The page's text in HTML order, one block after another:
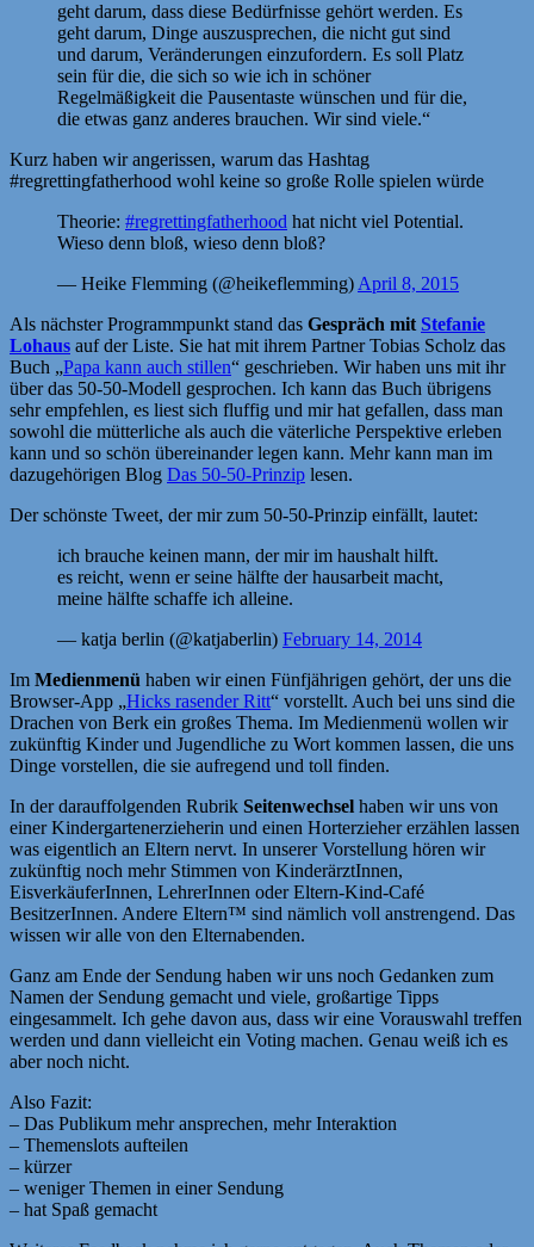
geht darum, dass diese Bedürfnisse gehört werden. Es
geht darum, Dinge auszusprechen, die nicht gut sind
und darum, Veränderungen einzufordern. Es soll Platz
sein für die, die sich so wie ich in schöner
Regelmäßigkeit die Pausentaste wünschen und für die,
die etwas ganz anderes brauchen. Wir sind viele.“
Kurz haben wir angerissen, warum das Hashtag
#regrettingfatherhood wohl keine so große Rolle spielen würde
Theorie: #regrettingfatherhood hat nicht viel Potential.
Wieso denn bloß, wieso denn bloß?
— Heike Flemming (@heikeflemming) April 8, 2015
Als nächster Programmpunkt stand das Gespräch mit Stefanie
Lohaus auf der Liste. Sie hat mit ihrem Partner Tobias Scholz das
Buch „Papa kann auch stillen“ geschrieben. Wir haben uns mit ihr
über das 50-50-Modell gesprochen. Ich kann das Buch übrigens
sehr empfehlen, es liest sich fluffig und mir hat gefallen, dass man
sowohl die mütterliche als auch die väterliche Perspektive erleben
kann und so schön übereinander legen kann. Mehr kann man im
dazugehörigen Blog Das 50-50-Prinzip lesen.
Der schönste Tweet, der mir zum 50-50-Prinzip einfällt, lautet:
ich brauche keinen mann, der mir im haushalt hilft.
es reicht, wenn er seine hälfte der hausarbeit macht,
meine hälfte schaffe ich alleine.
— katja berlin (@katjaberlin) February 14, 2014
Im Medienmenü haben wir einen Fünfjährigen gehört, der uns die
Browser-App „Hicks rasender Ritt“ vorstellt. Auch bei uns sind die
Drachen von Berk ein großes Thema. Im Medienmenü wollen wir
zukünftig Kinder und Jugendliche zu Wort kommen lassen, die uns
Dinge vorstellen, die sie aufregend und toll finden.
In der darauffolgenden Rubrik Seitenwechsel haben wir uns von
einer Kindergartenerzieherin und einen Horterzieher erzählen lassen
was eigentlich an Eltern nervt. In unserer Vorstellung hören wir
zukünftig noch mehr Stimmen von KinderärztInnen,
EisverkäuferInnen, LehrerInnen oder Eltern-Kind-Café
BesitzerInnen. Andere Eltern™ sind nämlich voll anstrengend. Das
wissen wir alle von den Elternabenden.
Ganz am Ende der Sendung haben wir uns noch Gedanken zum
Namen der Sendung gemacht und viele, großartige Tipps
eingesammelt. Ich gehe davon aus, dass wir eine Vorauswahl treffen
werden und dann vielleicht ein Voting machen. Genau weiß ich es
aber noch nicht.
Also Fazit:
– Das Publikum mehr ansprechen, mehr Interaktion
– Themenslots aufteilen
– kürzer
– weniger Themen in einer Sendung
– hat Spaß gemacht